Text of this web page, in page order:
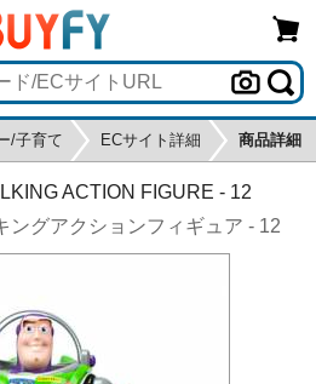
/子育て ECサイト詳細 商品詳細
ACTION FIGURE - 12
ングアクションフィギュア - 12